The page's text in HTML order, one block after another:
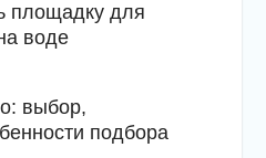
площадку для
воде
выбор,
подбора